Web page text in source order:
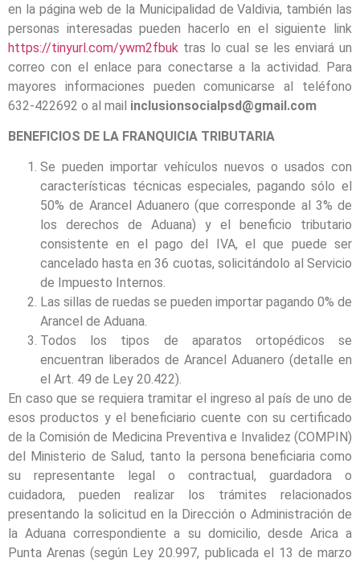
en la página web de la Municipalidad de Valdivia, también las
personas interesadas pueden hacerlo en el siguiente link
https://tinyurl.com/ywm2fbuk tras lo cual se les enviará un
correo con el enlace para conectarse a la actividad. Para
mayores informaciones pueden comunicarse al teléfono
632-422692 o al mail inclusionsocialpsd@gmail.com
BENEFICIOS DE LA FRANQUICIA TRIBUTARIA
Se pueden importar vehículos nuevos o usados con
características técnicas especiales, pagando sólo el
50% de Arancel Aduanero (que corresponde al 3% de
los derechos de Aduana) y el beneficio tributario
consistente en el pago del IVA, el que puede ser
cancelado hasta en 36 cuotas, solicitándolo al Servicio
de Impuesto Internos.
Las sillas de ruedas se pueden importar pagando 0% de
Arancel de Aduana.
Todos los tipos de aparatos ortopédicos se
encuentran liberados de Arancel Aduanero (detalle en
el Art. 49 de Ley 20.422).
En caso que se requiera tramitar el ingreso al país de uno de
esos productos y el beneficiario cuente con su certificado
de la Comisión de Medicina Preventiva e Invalidez (COMPIN)
del Ministerio de Salud, tanto la persona beneficiaria como
su representante legal o contractual, guardadora o
cuidadora, pueden realizar los trámites relacionados
presentando la solicitud en la Dirección o Administración de
la Aduana correspondiente a su domicilio, desde Arica a
Punta Arenas (según Ley 20.997, publicada el 13 de marzo